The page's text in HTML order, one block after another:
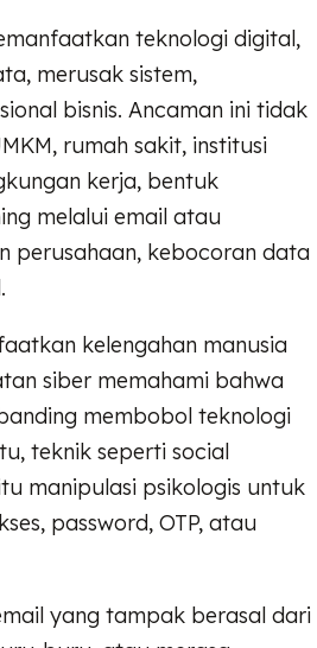
teknologi digital,
merusak sistem,
bisnis. Ancaman ini tidak
rumah sakit, institusi
kerja, bentuk
melalui email atau
perusahaan, kebocoran data
kelengahan manusia
siber memahami bahwa
membobol teknologi
teknik seperti social
manipulasi psikologis untuk
password, OTP, atau
yang tampak berasal dari